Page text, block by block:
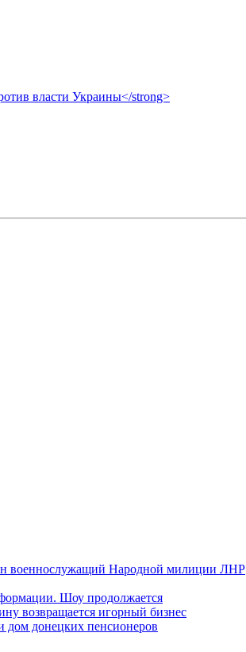
власти Украины</strong>
военнослужащий Народной милиции ЛНР
Шоу продолжается
возвращается игорный бизнес
дом донецких пенсионеров